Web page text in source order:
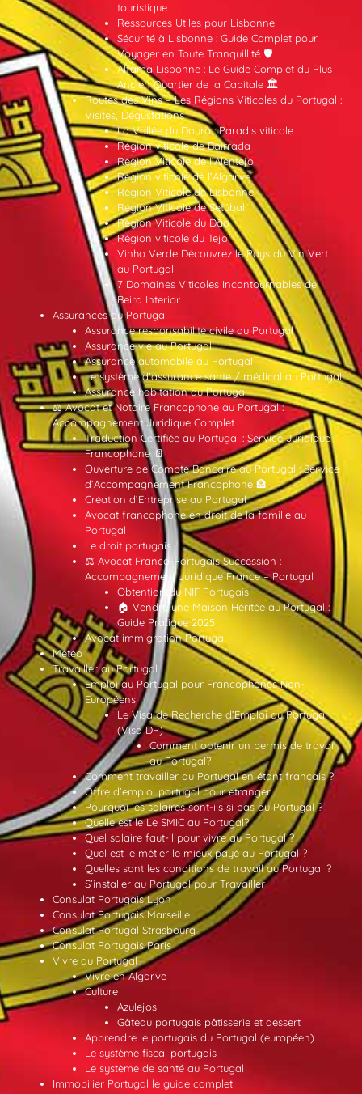
touristique
Ressources Utiles pour Lisbonne
Sécurité à Lisbonne : Guide Complet pour
Voyager en Toute Tranquillité 🛡️
Alfama Lisbonne : Le Guide Complet du Plus
Ancien Quartier de la Capitale 🏛️
Routes des Vins – Les Régions Viticoles du Portugal :
Visites, Dégustations
La Vallée du Douro : Paradis viticole
Région viticole de Bairrada
Région Viticole de l’Alentejo
Région viticole de l’Algarve
Région Viticole de Lisbonne
Région Viticole de Setúbal
Région Viticole du Dão
Région viticole du Tejo
Vinho Verde Découvrez le Pays du Vin Vert
au Portugal
7 Domaines Viticoles Incontournables de
Beira Interior
Assurances au Portugal
Assurance responsabilité civile au Portugal
Assurance vie au Portugal
Assurance automobile au Portugal
Le système d’assurance santé / médical au Portugal
Assurance habitation au Portugal
⚖️ Avocat et Notaire Francophone au Portugal :
Accompagnement Juridique Complet
Traduction Certifiée au Portugal : Service Juridique
Francophone 📄
Ouverture de Compte Bancaire au Portugal : Service
d’Accompagnement Francophone 🏦
Création d’Entreprise au Portugal
Avocat francophone en droit de la famille au
Portugal
Le droit portugais
⚖️ Avocat Franco-Portugais Succession :
Accompagnement Juridique France – Portugal
Obtention du NIF Portugais
🏠 Vendre une Maison Héritée au Portugal :
Guide Pratique 2025
Avocat immigration Portugal
Météo
Travailler au Portugal
Emploi au Portugal pour Francophones Non-
Européens
Le Visa de Recherche d’Emploi au Portugal
(Visa DP)
Comment obtenir un permis de travail
au Portugal?
Comment travailler au Portugal en étant français ?
Offre d’emploi portugal pour etranger
Pourquoi les salaires sont-ils si bas au Portugal ?
Quelle est le Le SMIC au Portugal?
Quel salaire faut-il pour vivre au Portugal ?
Quel est le métier le mieux payé au Portugal ?
Quelles sont les conditions de travail au Portugal ?
S’installer au Portugal pour Travailler
Consulat Portugais Lyon
Consulat Portugais Marseille
Consulat Portugal Strasbourg
Consulat Portugais Paris
Vivre au Portugal
Vivre en Algarve
Culture
Azulejos
Gâteau portugais pâtisserie et dessert
Apprendre le portugais du Portugal (européen)
Le système fiscal portugais
Le système de santé au Portugal
Immobilier Portugal le guide complet